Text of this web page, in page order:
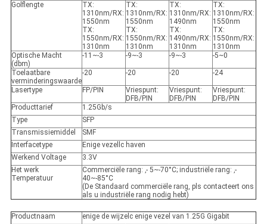
Golflengte
TX:
1310nm/RX:
1550nm
TX:
1550nm/RX:
1310nm
TX:
1310nm/RX:
1550nm
TX:
1550nm/RX:
1310nm
TX:
1310nm/RX:
1490nm
TX:
1490nm/RX:
1310nm
TX:
1310nm/RX:
1550nm
TX:
1550nm/RX:
1310nm
Optische Macht
(dbm)
-11~-3 -9~-3 -9~-3 -5~0
Toelaatbare
verminderingswaarde
-20 -20 -20 -24
Lasertype FP/PIN
Vriespunt:
DFB/PIN
Vriespunt:
DFB/PIN
Vriespunt:
DFB/PIN
Producttarief
1.25Gb/s
Type
SFP
Transmissiemiddel
SMF
Interfacetype
Enige vezellc haven
Werkend Voltage
3.3V
Het werk
Temperatuur
Commerciële rang: ‚- 5~-70°C; industriële rang: ‚-
40~-85°C
(De Standaard commerciële rang, pls contacteert ons
als u industriële rang nodig hebt)
Productnaam
enige de wijzelc enige vezel van 1.25G Gigabit